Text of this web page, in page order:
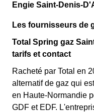
Engie Saint-Denis-
Les fournisseurs de
Total Spring gaz
tarifs et contact
Racheté par Total en
alternatif de gaz qui
en Haute-Normandie
GDF et EDF.